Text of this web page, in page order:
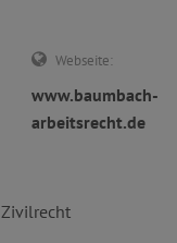
Webseite:
www.baumbach-
arbeitsrecht.de
Zivilrecht